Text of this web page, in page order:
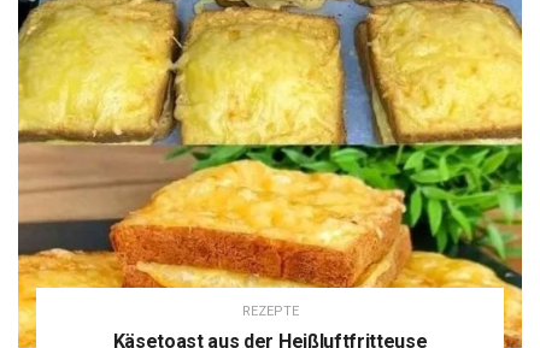
REZEPTE
Käsetoast aus der Heißluftfritteuse